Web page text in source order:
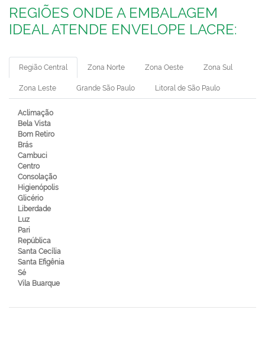
REGIÕES ONDE A EMBALAGEM
IDEAL ATENDE ENVELOPE LACRE:
Região Central Zona Norte Zona Oeste Zona Sul
Zona Leste Grande São Paulo Litoral de São Paulo
Aclimação
Bela Vista
Bom Retiro
Brás
Cambuci
Centro
Consolação
Higienópolis
Glicério
Liberdade
Luz
Pari
República
Santa Cecília
Santa Efigênia
Sé
Vila Buarque